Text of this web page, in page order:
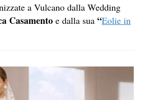
a Vulcano dalla Wedding
Casamento e dalla sua “Eolie in